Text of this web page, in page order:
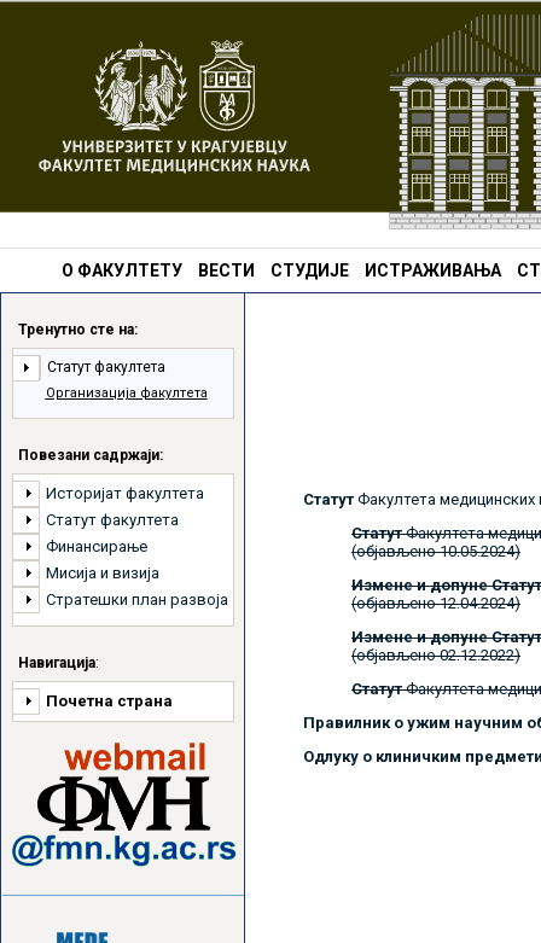
О ФАКУЛТЕТУ ВЕСТИ СТУДИЈЕ ИСТРАЖИВАЊА
Тренутно сте на:
Статут факултета
Организација факултета
Повезани садржаји:
Историјат факултета
Статут факултета
Финансирање
Мисија и визија
Стратешки план развоја
Навигација:
Почетна страна
Статут Факултета медицинских
СтатутФакултета
(објављено 10.05.2024)
Измене и допуне
(објављено 12.04.2024)
Измене и допуне
(објављено 02.12.2022)
СтатутФакултета
Правилник о ужим научним
Одлуку о клиничким